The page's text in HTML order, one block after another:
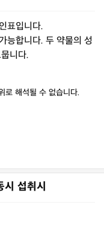
표입니다.
능합니다. 두 약물의 성
니다.
로 해석될 수 없습니다.
섭취시